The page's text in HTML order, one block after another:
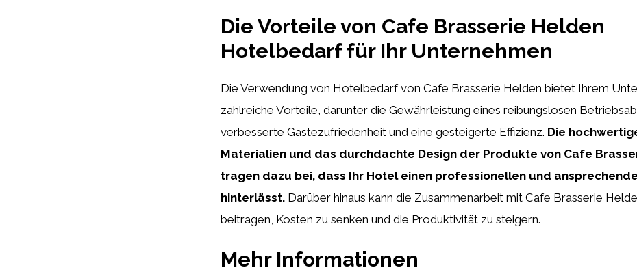
Die Vorteile von Cafe Brasserie Helden
Hotelbedarf für Ihr Unternehmen
Die Verwendung von Hotelbedarf von Cafe Brasserie Helden bietet Ihrem
zahlreiche Vorteile, darunter die Gewährleistung eines reibungslosen
verbesserte Gästezufriedenheit und eine gesteigerte Effizienz. Die
Materialien und das durchdachte Design der Produkte von Cafe
tragen dazu bei, dass Ihr Hotel einen professionellen und
hinterlässt. Darüber hinaus kann die Zusammenarbeit mit Cafe Brasserie
beitragen, Kosten zu senken und die Produktivität zu steigern.
Mehr Informationen